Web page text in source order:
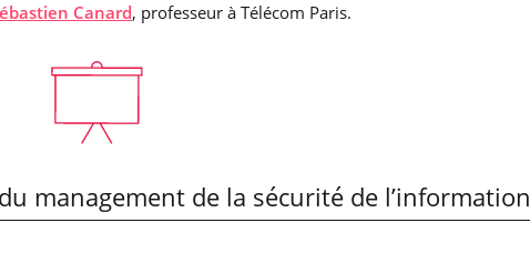
Canard, professeur à Télécom Paris.
management de la sécurité de l’information